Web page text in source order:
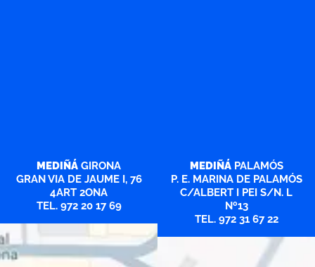
MEDIÑÁ GIRONA
GRAN VIA DE JAUME I, 76
4ART 2ONA
TEL. 972 20 17 69
MEDIÑÁPALAMÓS
P. E. MARINA DE PALAMÓS
C/ALBERT I PEI S/N. L
Nº13
TEL. 972 31 67 22